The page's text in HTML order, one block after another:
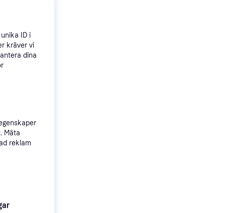
ID i
kräver vi
dina
Mäta
reklam